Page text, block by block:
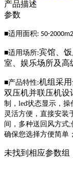
产品描述
参数
■适用面积: 50-2000m2
■适用场所:宾馆、
室、娱乐场所及高
■产品特性:机组采
双压机并联压机设
制， led状态显示，
灵活方便，直接安装
间，多种送回风方式;
确保您选择方便简单 ；
未找到相应参数组